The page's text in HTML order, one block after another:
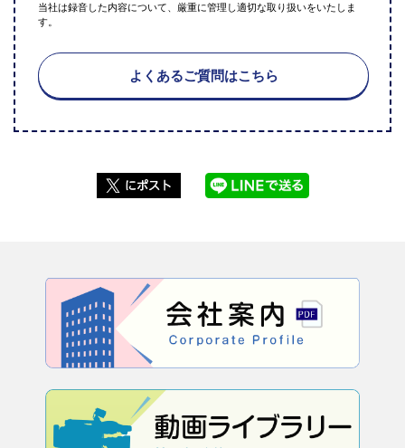
当社は録音した内容について、厳重に管理し適切な取り扱いをいたしま
す。
よくあるご質問はこちら